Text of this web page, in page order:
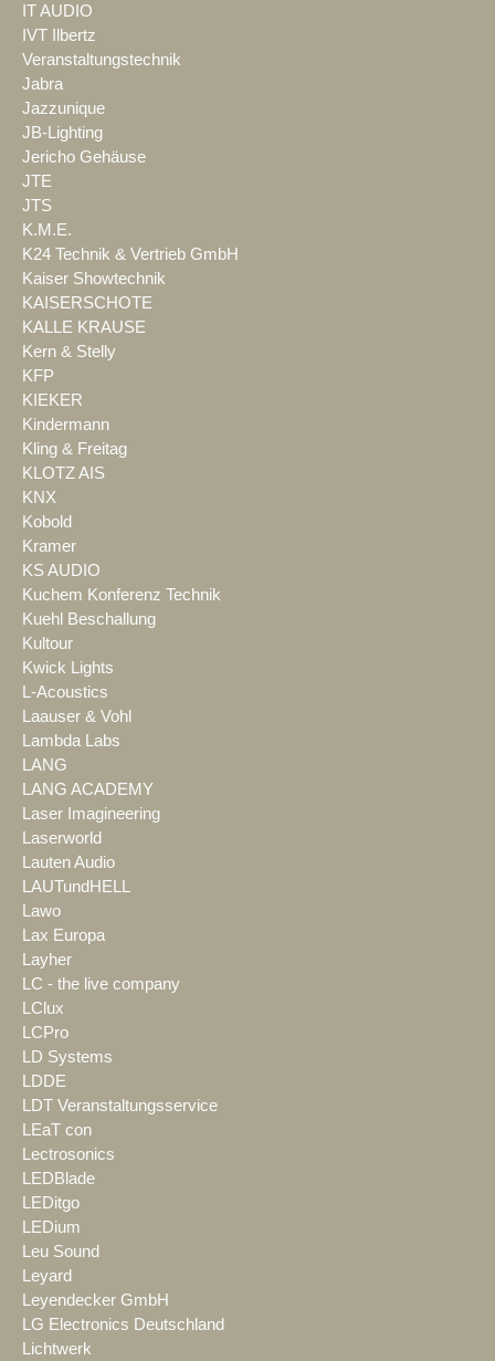
IT AUDIO
IVT Ilbertz
Veranstaltungstechnik
Jabra
Jazzunique
JB-Lighting
Jericho Gehäuse
JTE
JTS
K.M.E.
K24 Technik & Vertrieb GmbH
Kaiser Showtechnik
KAISERSCHOTE
KALLE KRAUSE
Kern & Stelly
KFP
KIEKER
Kindermann
Kling & Freitag
KLOTZ AIS
KNX
Kobold
Kramer
KS AUDIO
Kuchem Konferenz Technik
Kuehl Beschallung
Kultour
Kwick Lights
L-Acoustics
Laauser & Vohl
Lambda Labs
LANG
LANG ACADEMY
Laser Imagineering
Laserworld
Lauten Audio
LAUTundHELL
Lawo
Lax Europa
Layher
LC - the live company
LClux
LCPro
LD Systems
LDDE
LDT Veranstaltungsservice
LEaT con
Lectrosonics
LEDBlade
LEDitgo
LEDium
Leu Sound
Leyard
Leyendecker GmbH
LG Electronics Deutschland
Lichtwerk